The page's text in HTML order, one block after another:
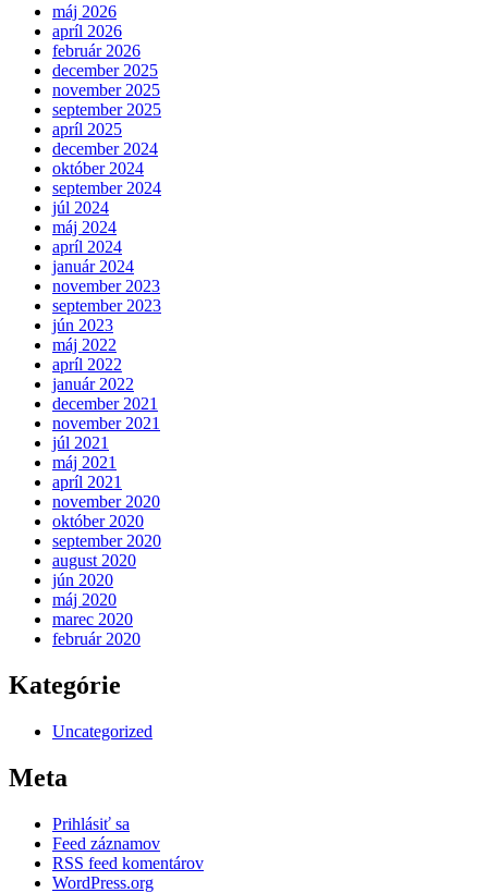
máj 2026
apríl 2026
február 2026
december 2025
november 2025
september 2025
apríl 2025
december 2024
október 2024
september 2024
júl 2024
máj 2024
apríl 2024
január 2024
november 2023
september 2023
jún 2023
máj 2022
apríl 2022
január 2022
december 2021
november 2021
júl 2021
máj 2021
apríl 2021
november 2020
október 2020
september 2020
august 2020
jún 2020
máj 2020
marec 2020
február 2020
Kategórie
Uncategorized
Meta
Prihlásiť sa
Feed záznamov
RSS feed komentárov
WordPress.org